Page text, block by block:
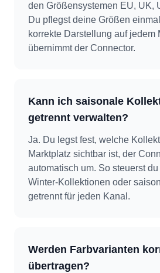
den Größensystemen EU, UK,
Du pflegst deine Größen
korrekte Darstellung auf jedem
übernimmt der Connector.
Kann ich saisonale
getrennt verwalten?
Ja. Du legst fest, welche
Marktplatz sichtbar ist, der
automatisch um. So steuerst
Winter-Kollektionen oder
getrennt für jeden Kanal.
Werden Farbvarianten
übertragen?